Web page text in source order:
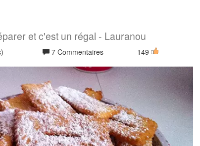
et c'est un régal - Lauranou
7 Commentaires 149